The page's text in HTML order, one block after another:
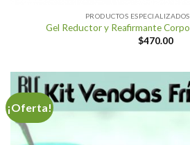
PRODUCTOS
Gel Reductor y Reafirmante
$470.00
¡Oferta!